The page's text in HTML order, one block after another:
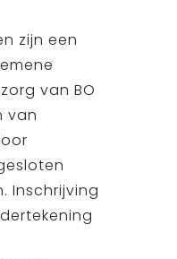
zijn een
van BO
van
Inschrijving